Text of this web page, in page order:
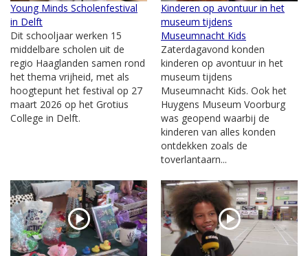
Young Minds Scholenfestival
in Delft
Dit schooljaar werken 15
middelbare scholen uit de
regio Haaglanden samen rond
het thema vrijheid, met als
hoogtepunt het festival op 27
maart 2026 op het Grotius
College in Delft.
Kinderen op avontuur in het
museum tijdens
Museumnacht Kids
Zaterdagavond konden
kinderen op avontuur in het
museum tijdens
Museumnacht Kids. Ook het
Huygens Museum Voorburg
was geopend waarbij de
kinderen van alles konden
ontdekken zoals de
toverlantaarn...